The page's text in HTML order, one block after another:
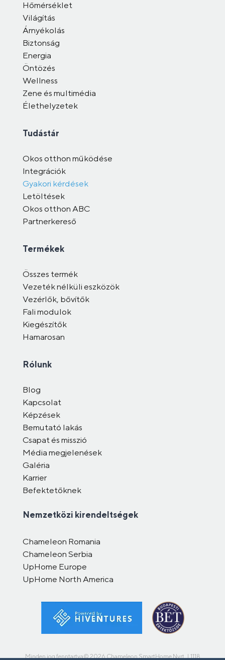
Hőmérséklet
Világítás
Árnyékolás
Biztonság
Energia
Öntözés
Wellness
Zene és multimédia
Élethelyzetek
Tudástár
Okos otthon működése
Integrációk
Gyakori kérdések
Letöltések
Okos otthon ABC
Partnerkereső
Termékek
Összes termék
Vezeték nélküli eszközök
Vezérlők, bővítők
Fali modulok
Kiegészítők
Hamarosan
Rólunk
Blog
Kapcsolat
Képzések
Bemutató lakás
Csapat és misszió
Média megjelenések
Galéria
Karrier
Befektetőknek
Nemzetközi kirendeltségek
Chameleon Romania
Chameleon Serbia
UpHome Europe
UpHome North America
Minden jog fenntartva© 2026 Chameleon SmartHome Nyrt. | 1118